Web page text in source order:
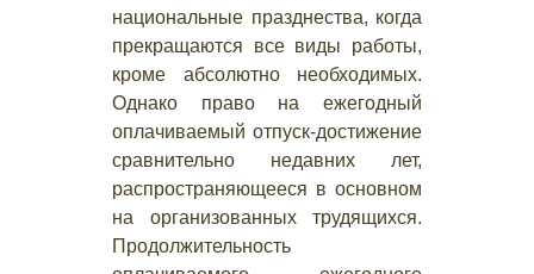
национальные празднества, когда
прекращаются все виды работы,
кроме абсолютно необходимых.
Однако право на ежегодный
оплачиваемый отпуск-достижение
сравнительно недавних лет,
распространяющееся в основном
на организованных трудящихся.
Продолжительность